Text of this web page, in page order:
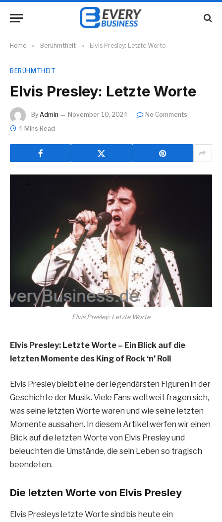
Home » Berühmtheit » Elvis Presley: Letzte Worte
BERÜHMTHEIT
Elvis Presley: Letzte Worte
By Admin November 10, 2024
No Comments
4 Mins Read
Elvis Presley: Letzte Worte
Elvis Presley: Letzte Worte – Ein Blick auf die
letzten Momente des King of Rock ‘n’ Roll
Elvis Presley bleibt eine der legendärsten Figuren in der
Geschichte der Musik. Viele Fans weltweit fragen sich,
was seine letzten Worte waren und wie seine letzten
Momente aussahen. In diesem Artikel werfen wir einen
Blick auf die letzten Worte von Elvis Presley und
beleuchten die Umstände, die sein Leben so tragisch
beendeten.
Die letzten Worte von Elvis Presley
Elvis Presleys letzte Worte sind bis heute ein